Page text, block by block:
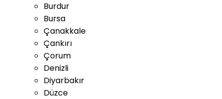
Burdur
Bursa
Çanakkale
Çankırı
Çorum
Denizli
Diyarbakır
Düzce